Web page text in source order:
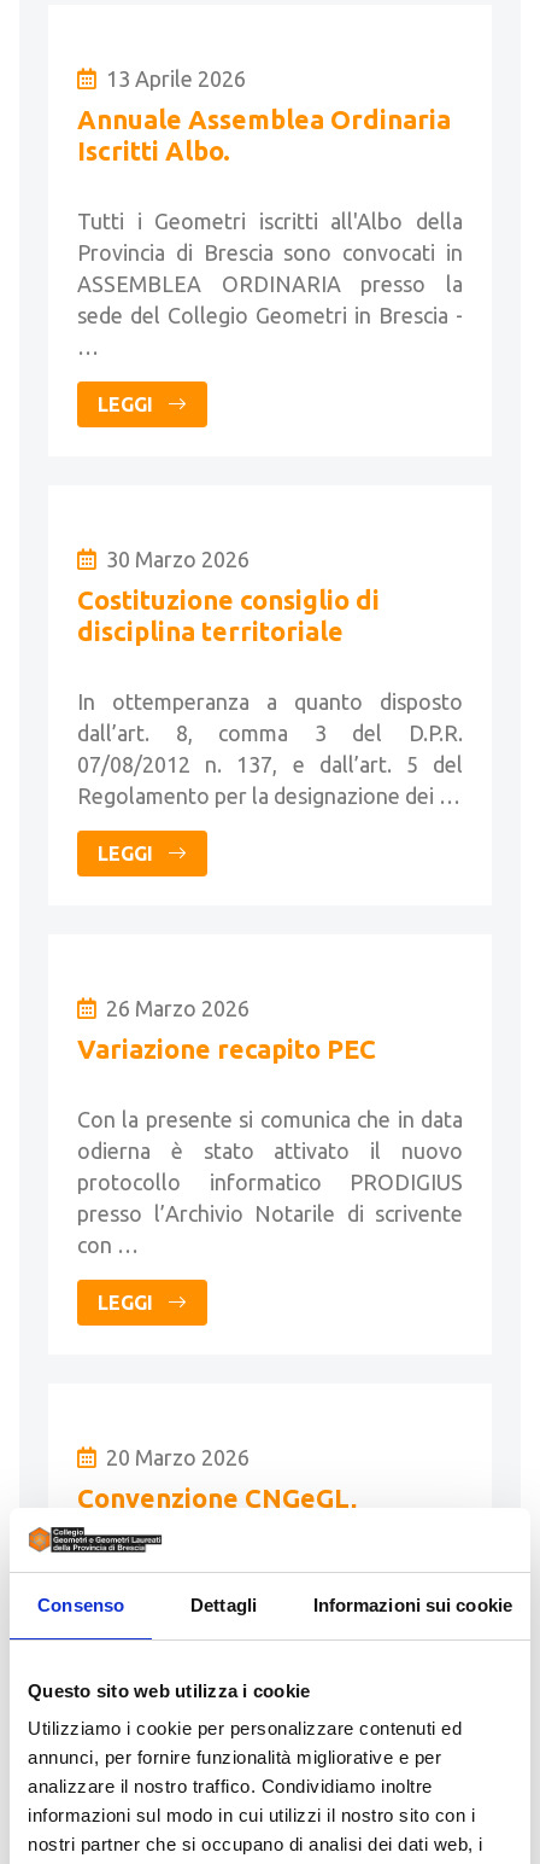
Consenso Dettagli Informazioni sui cookie
Questo sito web utilizza i cookie
Utilizziamo i cookie per personalizzare contenuti ed
annunci, per fornire funzionalità migliorative e per
analizzare il nostro traffico. Condividiamo inoltre
informazioni sul modo in cui utilizzi il nostro sito con i
nostri partner che si occupano di analisi dei dati web, i
13 Aprile 2026
Annuale Assemblea Ordinaria
Iscritti Albo.
Tutti i Geometri iscritti all'Albo della
Provincia di Brescia sono convocati in
ASSEMBLEA ORDINARIA presso la
sede del Collegio Geometri in Brescia -
…
LEGGI
30 Marzo 2026
Costituzione consiglio di
disciplina territoriale
In ottemperanza a quanto disposto
dall’art. 8, comma 3 del D.P.R.
07/08/2012 n. 137, e dall’art. 5 del
Regolamento per la designazione dei …
LEGGI
26 Marzo 2026
Variazione recapito PEC
Con la presente si comunica che in data
odierna è stato attivato il nuovo
protocollo informatico PRODIGIUS
presso l’Archivio Notarile di scrivente
con …
LEGGI
20 Marzo 2026
Convenzione CNGeGL,
Federbalneari e FIABA
Comunicazione sottoscrizione Accorso
struttura balneare
LEGGI